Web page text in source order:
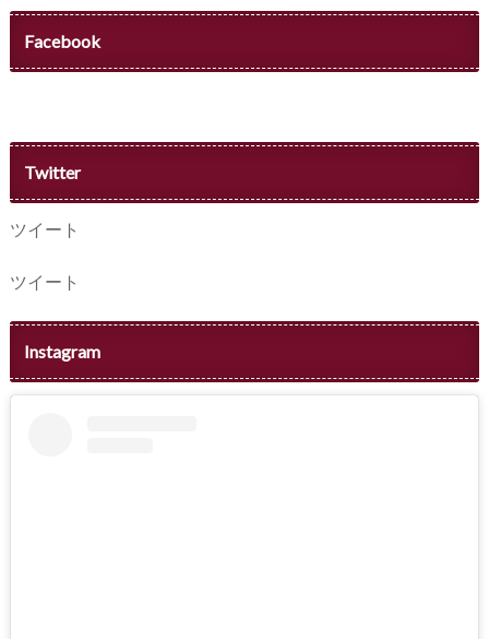
Facebook
Twitter
ツイート
ツイート
Instagram